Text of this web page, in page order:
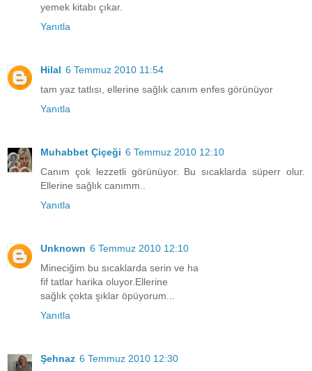
yemek kitabı çıkar.
Yanıtla
Hilal 6 Temmuz 2010 11:54
tam yaz tatlısı, ellerine sağlık canım enfes görünüyor
Yanıtla
Muhabbet Çiçeği 6 Temmuz 2010 12:10
Canım çok lezzetli görünüyor. Bu sıcaklarda süperr olur.
Ellerine sağlık canımm..
Yanıtla
Unknown 6 Temmuz 2010 12:10
Mineciğim bu sıcaklarda serin ve ha
fif tatlar harika oluyor.Ellerine
sağlık çokta şıklar öpüyorum...
Yanıtla
Şehnaz 6 Temmuz 2010 12:30